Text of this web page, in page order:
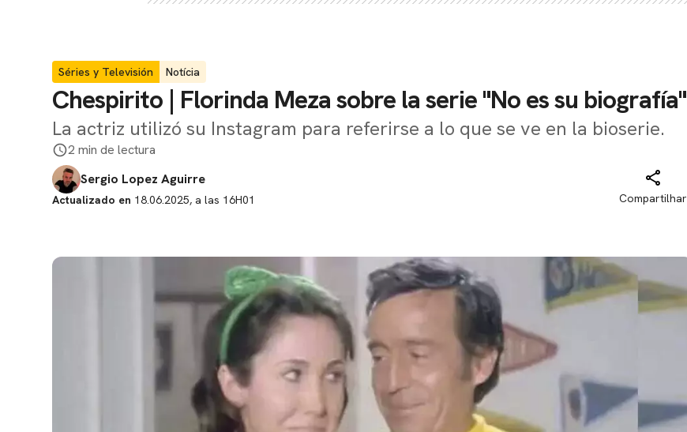
Séries y Televisión Notícia
Chespirito | Florinda Meza sobre la serie "No es su biografía"
La actriz utilizó su Instagram para referirse a lo que se ve en la bioserie.
2 min de lectura
Sergio Lopez Aguirre
Actualizado en 18.06.2025, a las 16H01 Compartilhar